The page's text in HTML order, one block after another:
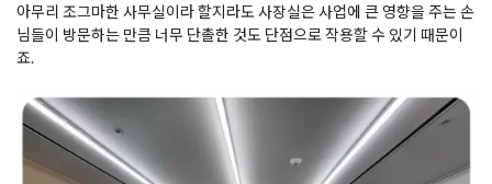
아무리 조그마한 사무실이라 할지라도 사장실은 사업에 큰 영향을 주는 손
님들이 방문하는 만큼 너무 단촐한 것도 단점으로 작용할 수 있기 때문이
죠.